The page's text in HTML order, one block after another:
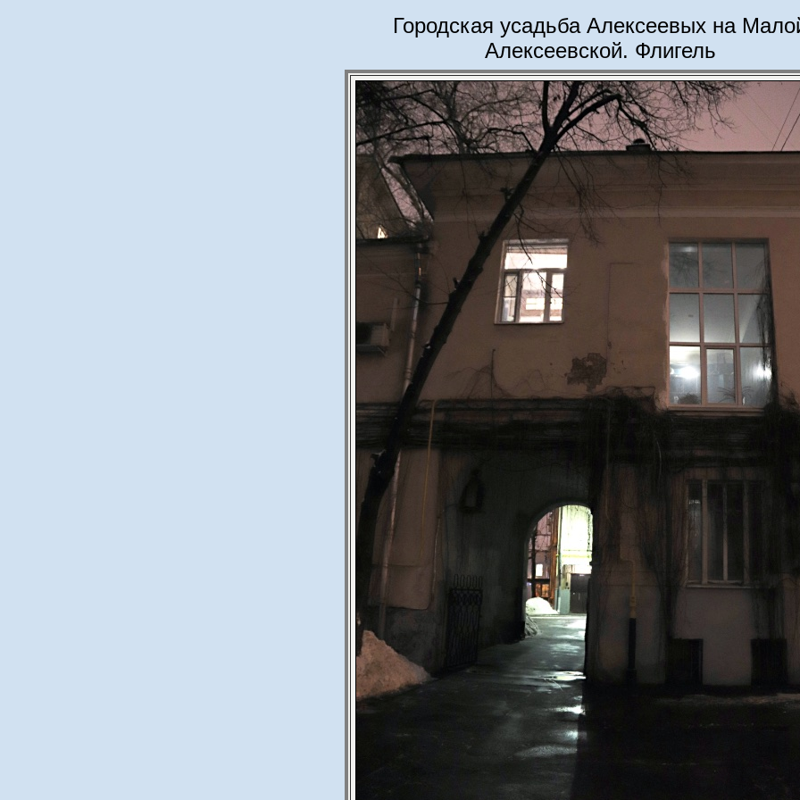
Городская усадьба Алексеевых на
Алексеевской. Флигель